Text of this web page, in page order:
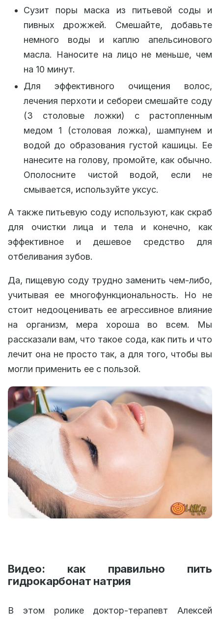
Сузит поры маска из питьевой соды и
пивных дрожжей. Смешайте, добавьте
немного воды и каплю апельсинового
масла. Наносите на лицо не меньше, чем
на 10 минут.
Для эффективного очищения волос,
лечения перхоти и себореи смешайте соду
(3 столовые ложки) с растопленным
медом 1 (столовая ложка), шампунем и
водой до образования густой кашицы. Ее
нанесите на голову, промойте, как обычно.
Ополосните чистой водой, если не
смывается, используйте уксус.
А также питьевую соду используют, как скраб
для очистки лица и тела и конечно, как
эффективное и дешевое средство для
отбеливания зубов.
Да, пищевую соду трудно заменить чем-либо,
учитывая ее многофункциональность. Но не
стоит недооценивать ее агрессивное влияние
на организм, мера хороша во всем. Мы
рассказали вам, что такое сода, как пить и что
лечит она не просто так, а для того, чтобы вы
могли применить ее с пользой.
Видео: как правильно пить
гидрокарбонат натрия
В этом ролике доктор-терапевт Алексей